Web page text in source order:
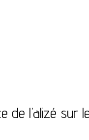
de l’alizé sur